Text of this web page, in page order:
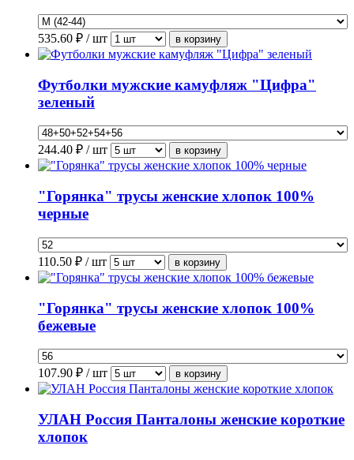
535.60 ₽ / шт
Футболки мужские камуфляж "Цифра"
зеленый
244.40 ₽ / шт
"Горянка" трусы женские хлопок 100%
черные
110.50 ₽ / шт
"Горянка" трусы женские хлопок 100%
бежевые
107.90 ₽ / шт
УЛАН Россия Панталоны женские короткие
хлопок